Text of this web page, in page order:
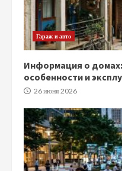
Гараж и авто
Информация о
особенности и
26 июня 2026